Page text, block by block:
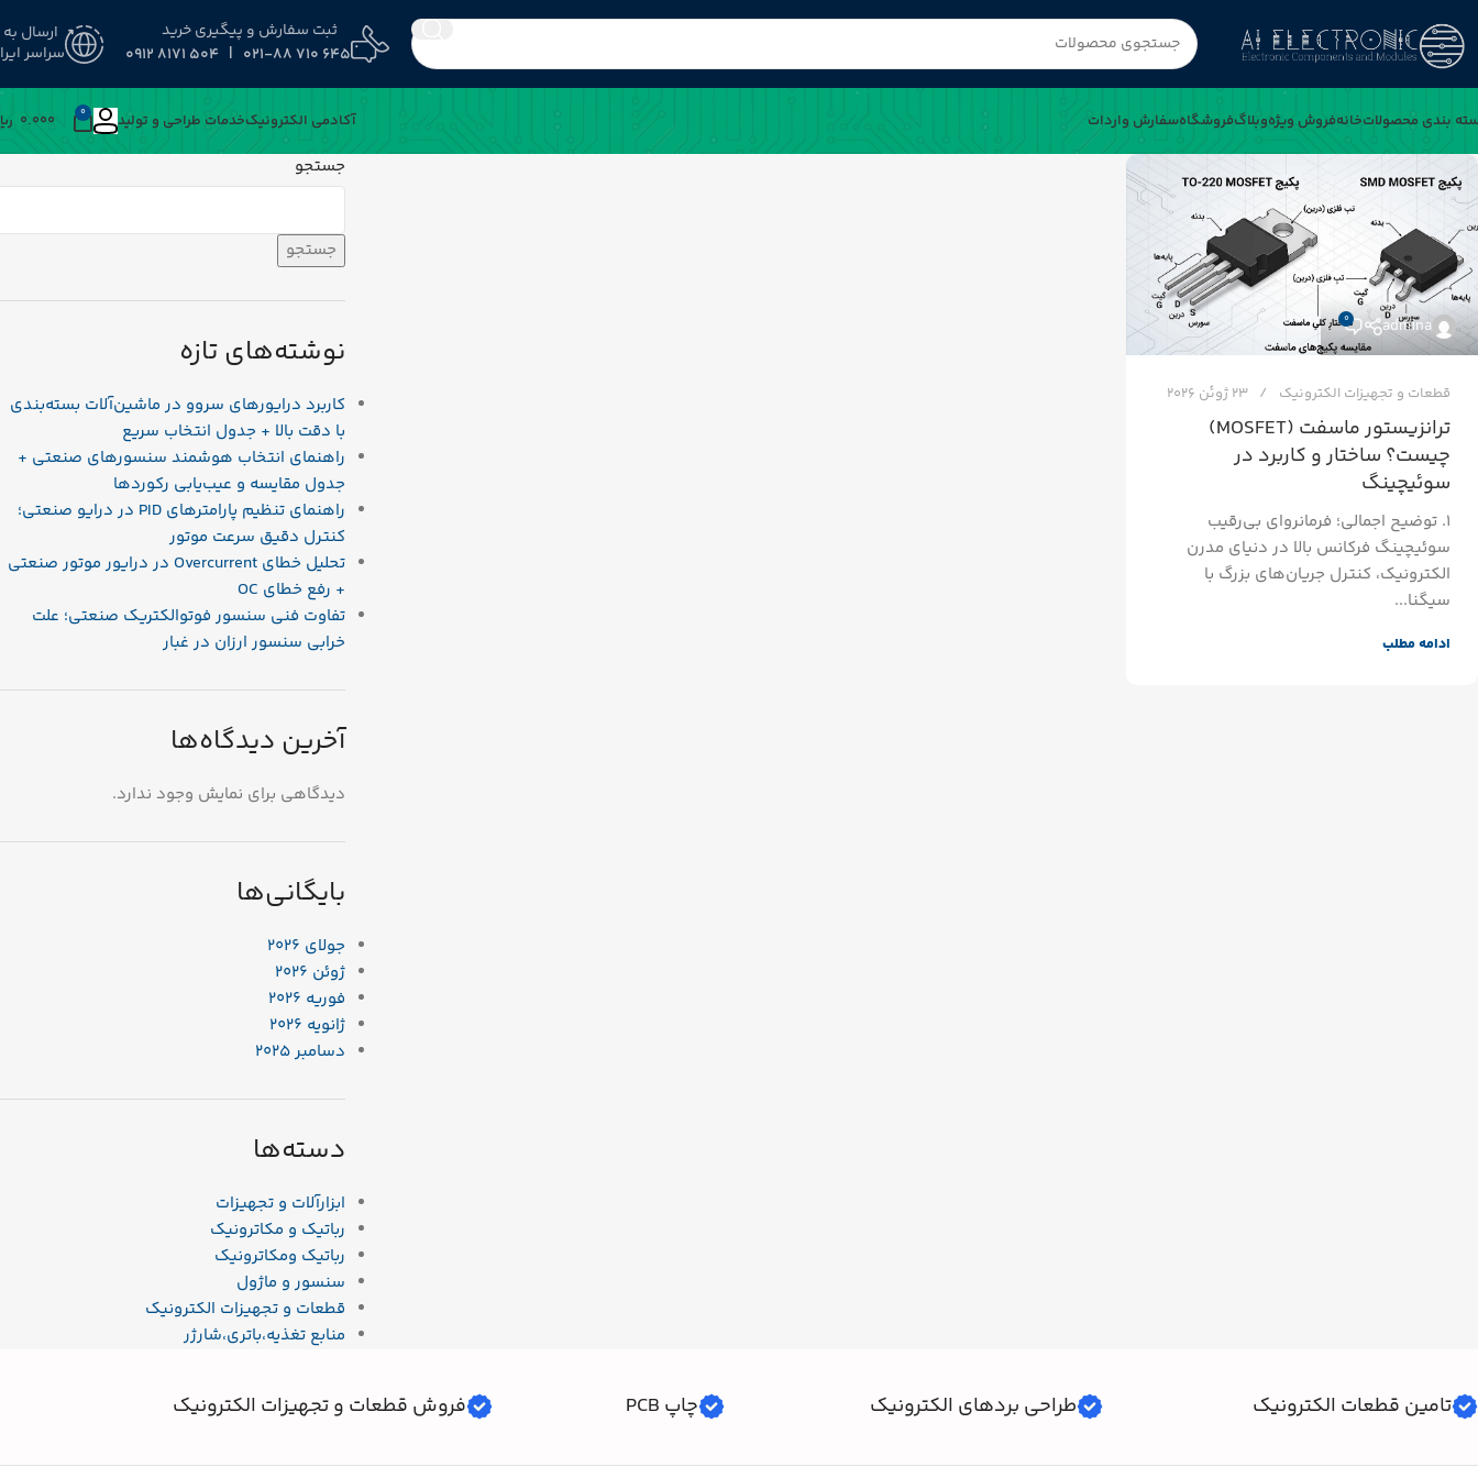
ثبت سفارش و پیگیری خرید
645 710 021-88 | 504 8171 0912
ارسال به
سراسر
بندی محصولاتخانهفروش ویژهوبلاگفروشگاهسفارش واردات آکادمی الکترونیکخدمات طراحی و تولید 0
0.000
admina
0
قطعات و تجهیزات الکترونیک 23 ژوئن 2026
ترانزیستور ماسفت (MOSFET)
چیست؟ ساختار و کاربرد در
سوئیچینگ
۱. توضیح اجمالی؛ فرمانروای بی‌رقیب
سوئیچینگ فرکانس بالا در دنیای مدرن
الکترونیک، کنترل جریان‌های بزرگ با
سیگنا...
ادامه مطلب
جستجو
جستجو
نوشته‌های تازه
کاربرد درایورهای سروو در ماشین‌آلات بسته‌بندی
با دقت بالا + جدول انتخاب سریع
راهنمای انتخاب هوشمند سنسورهای صنعتی +
جدول مقایسه و عیب‌یابی رکوردها
راهنمای تنظیم پارامترهای PID در درایو صنعتی؛
کنترل دقیق سرعت موتور
تحلیل خطای Overcurrent در درایور موتور صنعتی
+ رفع خطای OC
تفاوت فنی سنسور فوتوالکتریک صنعتی؛ علت
خرابی سنسور ارزان در غبار
آخرین دیدگاه‌ها
دیدگاهی برای نمایش وجود ندارد.
بایگانی‌ها
جولای 2026
ژوئن 2026
فوریه 2026
ژانویه 2026
دسامبر 2025
دسته‌ها
ابزارآلات و تجهیزات
رباتیک و مکاترونیک
رباتیک ومکاترونیک
سنسور و ماژول
قطعات و تجهیزات الکترونیک
منابع تغذیه،باتری،شارژر
تامین قطعات الکترونیک طراحی بردهای الکترونیک چاپ PCB فروش قطعات و تجهیزات الکترونیک